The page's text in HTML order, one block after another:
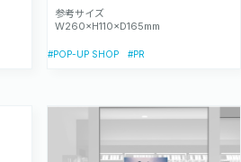
参考サイズ
W260×H110×D165mm
#POP-UP SHOP #PR